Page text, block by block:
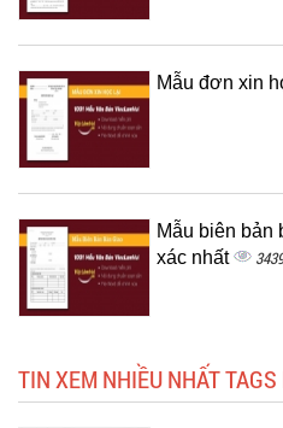
Mẫu đơn xin
Mẫu biên bản
xác nhất
3439
TIN XEM NHIỀU NHẤT